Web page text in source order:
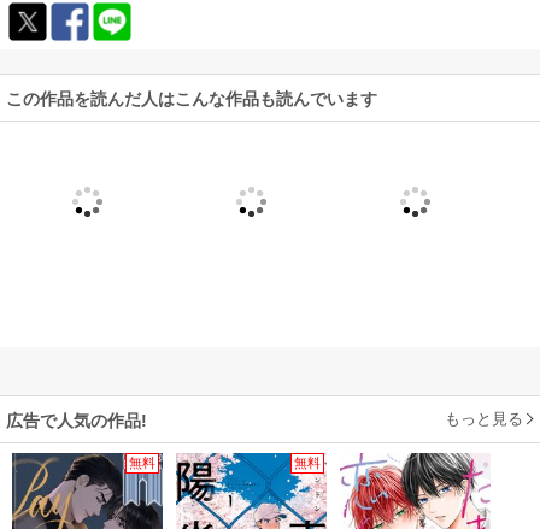
この作品を読んだ人はこんな作品も読んでいます
広告で人気の作品! もっと見る
無料 無料